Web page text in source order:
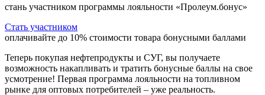
стань участником программы лояльности «Пролеум.бонус»
Стать участником
оплачивайте до 10% стоимости товара бонусными баллами
Теперь покупая нефтепродукты и СУГ, вы получаете
возможность накапливать и тратить бонусные баллы на свое
усмотрение! Первая программа лояльности на топливном
рынке для оптовых потребителей – уже реальность.